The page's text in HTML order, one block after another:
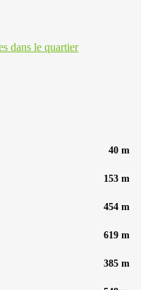
dans le quartier
40 m
153 m
454 m
619 m
385 m